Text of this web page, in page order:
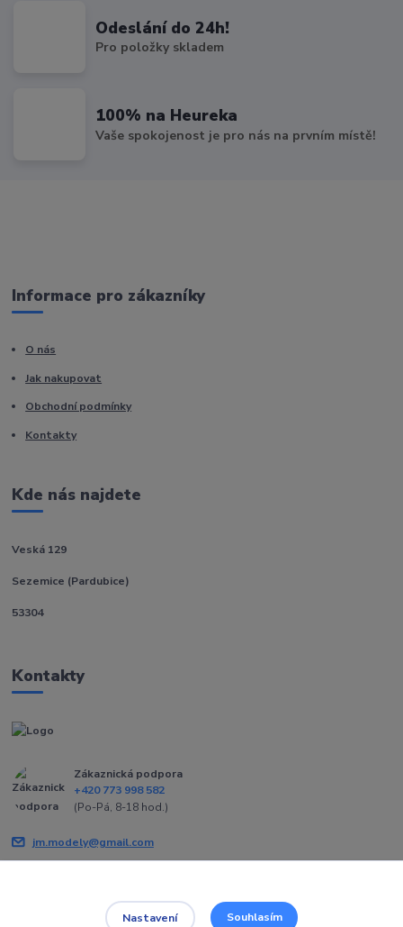
Odeslání do 24h!
Pro položky skladem
100% na Heureka
Vaše spokojenost je pro nás na prvním místě!
Informace pro zákazníky
O nás
Jak nakupovat
Obchodní podmínky
Kontakty
Kde nás najdete
Veská 129
Sezemice (Pardubice)
53304
Kontakty
Zákaznická podpora
+420 773 998 582
(Po-Pá, 8-18 hod.)
jm.modely@gmail.com
Nastavení Souhlasím